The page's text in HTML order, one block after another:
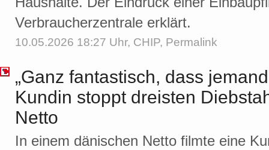
Verbraucherzentrale erklärt.
10.05.2026 18:27 Uhr, CHIP, Permalink
„Ganz fantastisch, dass
Kundin stoppt dreisten
Netto
In einem dänischen Netto filmte eine